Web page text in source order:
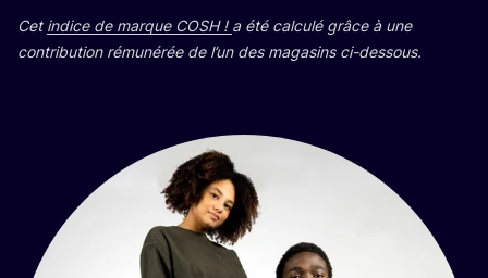
Cetindice de marque COSH! a été cal­cu­lé grâce à une
contri­bu­tion rému­né­rée de l’un des maga­sins ci-dessous.